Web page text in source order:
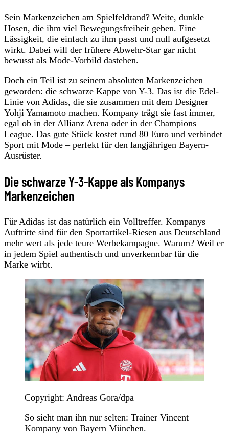
Sein Markenzeichen am Spielfeldrand? Weite, dunkle
Hosen, die ihm viel Bewegungsfreiheit geben. Eine
Lässigkeit, die einfach zu ihm passt und null aufgesetzt
wirkt. Dabei will der frühere Abwehr-Star gar nicht
bewusst als Mode-Vorbild dastehen.
Doch ein Teil ist zu seinem absoluten Markenzeichen
geworden: die schwarze Kappe von Y-3. Das ist die Edel-
Linie von Adidas, die sie zusammen mit dem Designer
Yohji Yamamoto machen. Kompany trägt sie fast immer,
egal ob in der Allianz Arena oder in der Champions
League. Das gute Stück kostet rund 80 Euro und verbindet
Sport mit Mode – perfekt für den langjährigen Bayern-
Ausrüster.
Die schwarze Y-3-Kappe als Kompanys
Markenzeichen
Für Adidas ist das natürlich ein Volltreffer. Kompanys
Auftritte sind für den Sportartikel-Riesen aus Deutschland
mehr wert als jede teure Werbekampagne. Warum? Weil er
in jedem Spiel authentisch und unverkennbar für die
Marke wirbt.
Copyright: Andreas Gora/dpa
So sieht man ihn nur selten: Trainer Vincent
Kompany von Bayern München.